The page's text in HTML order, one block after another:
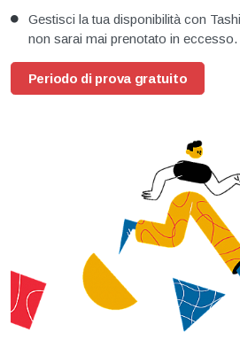
Gestisci la tua disponibilità con
non sarai mai prenotato in eccesso.
Periodo di prova gratuito